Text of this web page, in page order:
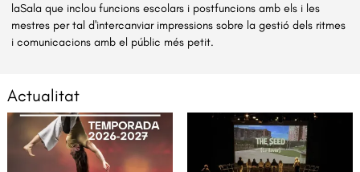
laSala que inclou funcions escolars i postfuncions amb els i les
mestres per tal d'intercanviar impressions sobre la gestió dels ritmes
i comunicacions amb el públic més petit.
Actualitat